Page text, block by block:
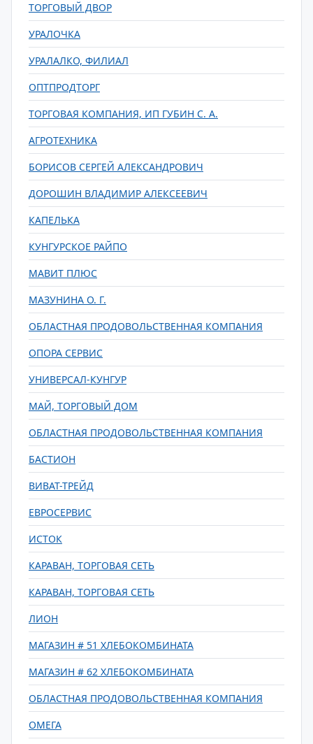
ТОРГОВЫЙ ДВОР
УРАЛОЧКА
УРАЛАЛКО, ФИЛИАЛ
ОПТПРОДТОРГ
ТОРГОВАЯ КОМПАНИЯ, ИП ГУБИН С. А.
АГРОТЕХНИКА
БОРИСОВ СЕРГЕЙ АЛЕКСАНДРОВИЧ
ДОРОШИН ВЛАДИМИР АЛЕКСЕЕВИЧ
КАПЕЛЬКА
КУНГУРСКОЕ РАЙПО
МАВИТ ПЛЮС
МАЗУНИНА О. Г.
ОБЛАСТНАЯ ПРОДОВОЛЬСТВЕННАЯ КОМПАНИЯ
ОПОРА СЕРВИС
УНИВЕРСАЛ-КУНГУР
МАЙ, ТОРГОВЫЙ ДОМ
ОБЛАСТНАЯ ПРОДОВОЛЬСТВЕННАЯ КОМПАНИЯ
БАСТИОН
ВИВАТ-ТРЕЙД
ЕВРОСЕРВИС
ИСТОК
КАРАВАН, ТОРГОВАЯ СЕТЬ
КАРАВАН, ТОРГОВАЯ СЕТЬ
ЛИОН
МАГАЗИН # 51 ХЛЕБОКОМБИНАТА
МАГАЗИН # 62 ХЛЕБОКОМБИНАТА
ОБЛАСТНАЯ ПРОДОВОЛЬСТВЕННАЯ КОМПАНИЯ
ОМЕГА